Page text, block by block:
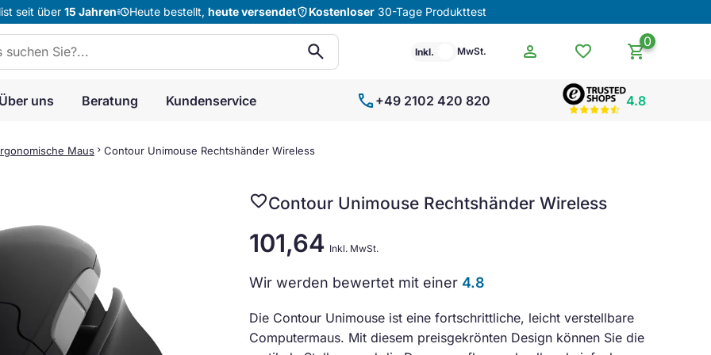
seit über 15 JahrenacuteHeute bestellt, heute versendetshield_questionKostenloser 30-Tage Produkttest
search Inkl. MwSt. person favorite 0
shopping_cart
Über uns Beratung Kundenservice call +49 2102 420 820 4.8
Maus chevron_right Contour Unimouse Rechtshänder Wireless
favoriteContour Unimouse Rechtshänder Wireless
101,64 Inkl. MwSt.
Wir werden bewertet mit einer 4.8
Die Contour Unimouse ist eine fortschrittliche, leicht verstellbare
Computermaus. Mit diesem preisgekrönten Design können Sie die